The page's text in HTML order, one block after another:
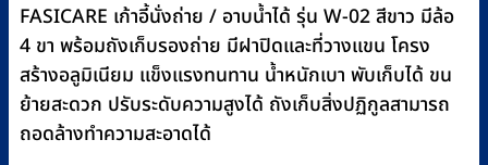
FASICARE เก้าอี้นั่งถ่าย / อาบน้ำได้ รุ่น W-02 สีขาว มีล้อ
4 ขา พร้อมถังเก็บรองถ่าย มีฝาปิดและที่วางแขน โครง
สร้างอลูมิเนียม แข็งแรงทนทาน น้ำหนักเบา พับเก็บได้ ขน
ย้ายสะดวก ปรับระดับความสูงได้ ถังเก็บสิ่งปฏิกูลสามารถ
ถอดล้างทำความสะอาดได้